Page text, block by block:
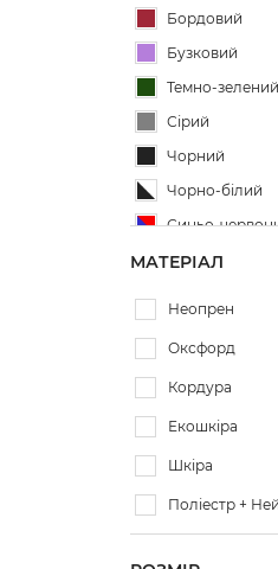
Бордовий
Бузковий
Темно-зелений
Сірий
Чорний
Чорно-білий
Синьо-
Синьо-чорний
МАТЕРІАЛ
Неопрен
Оксфорд
Кордура
Екошкіра
Шкіра
Поліестр +